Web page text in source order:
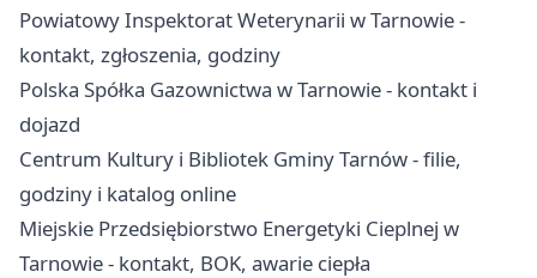
Powiatowy Inspektorat Weterynarii w Tarnowie -
kontakt, zgłoszenia, godziny
Polska Spółka Gazownictwa w Tarnowie - kontakt i
dojazd
Centrum Kultury i Bibliotek Gminy Tarnów - filie,
godziny i katalog online
Miejskie Przedsiębiorstwo Energetyki Cieplnej w
Tarnowie - kontakt, BOK, awarie ciepła